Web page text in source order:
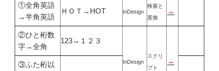
①全角英語
→半角英語
ＨＯＴ→HOT InDesign
検索と
置換
→
②ひと桁数
字→全角
123→１２３
InDesign
スクリ
プト
→
③ふた桁以